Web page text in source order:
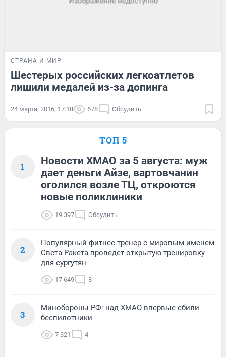
СТРАНА И МИР
Шестерых российских легкоатлетов
лишили медалей из-за допинга
24 марта, 2016, 17:18 678 Обсудить
ТОП 5
1
Новости ХМАО за 5 августа: муж
дает деньги Айзе, вартовчанин
оголился возле ТЦ, откроются
новые поликлиники
19 397 Обсудить
2
Популярный фитнес-тренер с мировым именем
Света Ракета проведет открытую тренировку
для сургутян
17 649 8
3
Минобороны РФ: над ХМАО впервые сбили
беспилотники
7 321 4